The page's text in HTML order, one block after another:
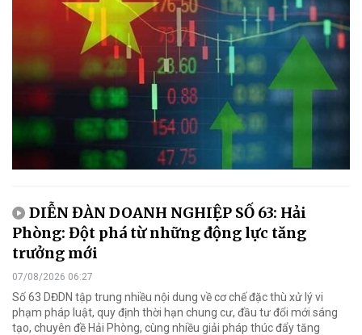
DIỄN ĐÀN DOANH NGHIỆP SỐ 63: Hải
Phòng: Đột phá từ những động lực tăng
trưởng mới
07/08/2026 06:27
Số 63 DĐDN tập trung nhiều nội dung về cơ chế đặc thù xử lý vi
phạm pháp luật, quy định thời hạn chung cư, đầu tư đổi mới sáng
tạo, chuyên đề Hải Phòng, cùng nhiều giải pháp thúc đẩy tăng